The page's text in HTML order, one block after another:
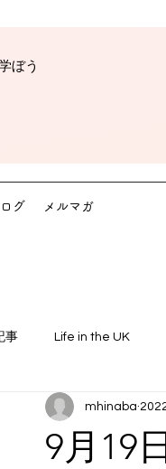
ぼう
グ メルマガ
事 Life in the UK
9月19
mhinaba